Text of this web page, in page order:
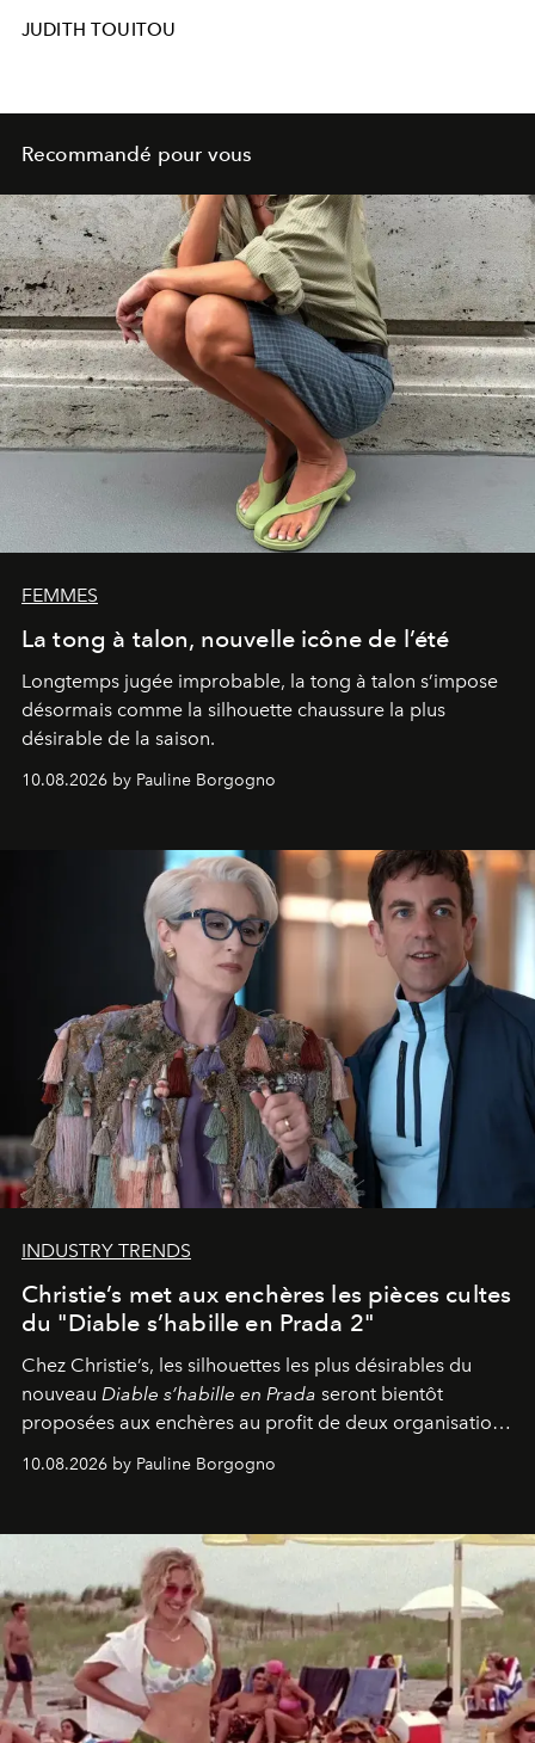
JUDITH TOUITOU
Recommandé pour vous
FEMMES
La tong à talon, nouvelle icône de l’été
Longtemps jugée improbable, la tong à talon s’impose
désormais comme la silhouette chaussure la plus
désirable de la saison.
10.08.2026 by Pauline Borgogno
INDUSTRY TRENDS
Christie’s met aux enchères les pièces cultes
du "Diable s’habille en Prada 2"
Chez Christie’s, les silhouettes les plus désirables du
nouveau Diable s’habille en Prada seront bientôt
proposées aux enchères au profit de deux organisations
engagées pour la presse et la mode.
10.08.2026 by Pauline Borgogno